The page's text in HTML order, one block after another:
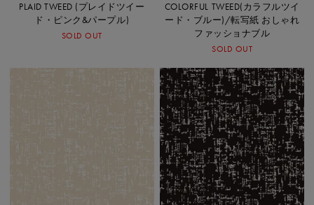
PLAID TWEED (プレイドツイー
ド・ピンク&パープル)
SOLD OUT
COLORFUL TWEED(カラフルツイ
ード・ブルー)/転写紙 おしゃれ
ファッショナブル
SOLD OUT